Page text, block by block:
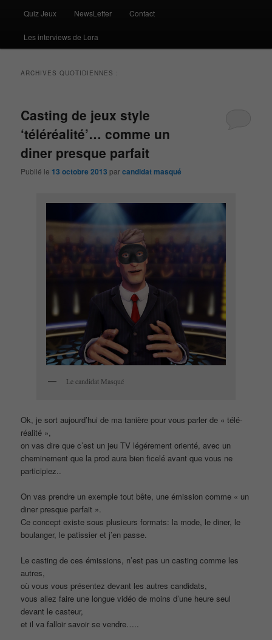
Quiz Jeux NewsLetter Contact
Les interviews de Lora
ARCHIVES QUOTIDIENNES :
Casting de jeux style
‘téléréalité’… comme un
diner presque parfait
Publié le 13 octobre 2013 parcandidat masqué
Le candidat Masqué
Ok, je sort aujourd’hui de ma tanière pour vous parler de « télé-
réalité »,
on vas dire que c’est un jeu TV légérement orienté, avec un
cheminement que la prod aura bien ficelé avant que vous ne
participiez..
On vas prendre un exemple tout bête, une émission comme « un
diner presque parfait ».
Ce concept existe sous plusieurs formats: la mode, le diner, le
boulanger, le patissier et j’en passe.
Le casting de ces émissions, n’est pas un casting comme les
autres,
où vous vous présentez devant les autres candidats,
vous allez faire une longue vidéo de moins d’une heure seul
devant le casteur,
et il va falloir savoir se vendre…..